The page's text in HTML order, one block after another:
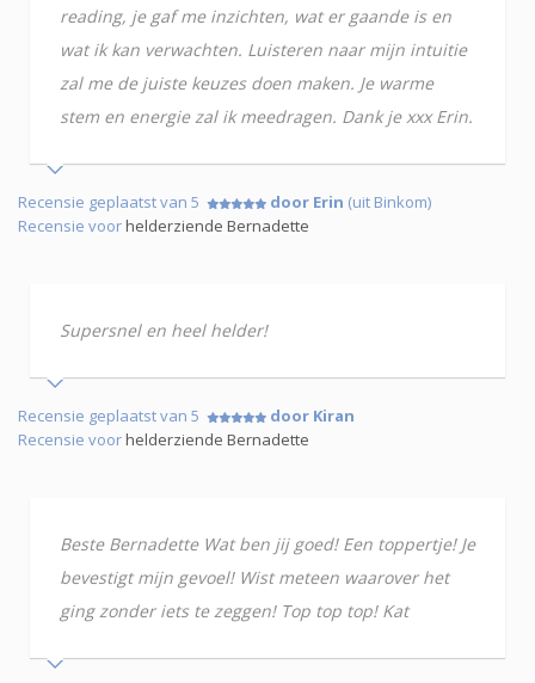
reading, je gaf me inzichten, wat er gaande is en
wat ik kan verwachten. Luisteren naar mijn intuitie
zal me de juiste keuzes doen maken. Je warme
stem en energie zal ik meedragen. Dank je xxx Erin.
Recensie geplaatst van 5 door Erin (uit Binkom)
Recensie voorhelderziende Bernadette
Supersnel en heel helder!
Recensie geplaatst van 5
door Kiran
Recensie voorhelderziende Bernadette
Beste Bernadette Wat ben jij goed! Een toppertje! Je
bevestigt mijn gevoel! Wist meteen waarover het
ging zonder iets te zeggen! Top top top! Kat